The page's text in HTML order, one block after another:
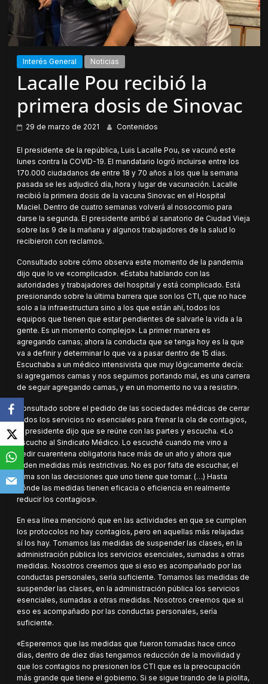
Interés General Noticias
Lacalle Pou recibió la
primera dosis de Sinovac
29 de marzo de 2021 Contenidos
El presidente de la república, Luis Lacalle Pou, se vacunó este
lunes contra la COVID-19. El mandatario logró incluirse entre los
170.000 ciudadanos de entre 18 y 70 años a los que la semana
pasada se les adjudicó día, hora y lugar de vacunación. Lacalle
recibió la primera dosis de la vacuna Sinovac en el Hospital
Maciel. Dentro de cuatro semanas volverá al nosocomio para
darse la segunda. El presidente arribó al sanatorio de Ciudad Vieja
sobre las 9 de la mañana y algunos trabajadores de la salud lo
recibieron con reclamos.
Consultado sobre cómo observa este momento de la pandemia
dijo que lo ve «complicado». «Estaba hablando con las
autoridades y trabajadores del hospital y está complicado. Está
presionando sobre la última barrera que son los CTI, que no hace
solo a la infraestructura sino a los que están ahí, todos los
equipos que tienen que estar pendientes de salvarle la vida a la
gente. Es un momento complejo». La primer manera es
agregando camas; ahora la conducta que se tenga hoy es la que
va a definir y determinar lo que va a pasar dentro de 15 días.
Escuchaba a un médico intensivista que muy lógicamente decía:
si agregamos camas y nos seguimos portando mal, es una carrera
de seguir agregando camas, y en un momento no va a resistir».
Consultado sobre el pedido de las sociedades médicas de cerrar
todos los servicios no esenciales para frenar la ola de contagios,
el presidente dijo que se reúne con las partes y escucha. «Lo
escucho al Sindicato Médico. Lo escuché cuando me vino a
pedir cuarentena obligatoria hace más de un año y ahora que
piden medidas más restrictivas. No es por falta de escuchar, el
tema son las decisiones que uno tiene que tomar. (…) Hasta
dónde las medidas tienen eficacia o eficiencia en realmente
reducir los contagios».
En esa línea mencionó que en las actividades en que se cumplen
los protocolos no hay contagios, pero en aquellas más relajadas
sí los hay. Tomamos las medidas de suspender las clases, en la
administración pública los servicios esenciales, sumadas a otras
medidas. Nosotros creemos que si eso es acompañado por las
conductas personales, sería suficiente. Tomamos las medidas de
suspender las clases, en la administración pública los servicios
esenciales, sumadas a otras medidas. Nosotros creemos que si
eso es acompañado por las conductas personales, sería
suficiente.
«Esperemos que las medidas que fueron tomadas hace cinco
días, dentro de diez días tengamos reducción de la movilidad y
que los contagios no presionen los CTI que es la preocupación
más grande que tiene el gobierno. Si se sigue tirando de la piolita,